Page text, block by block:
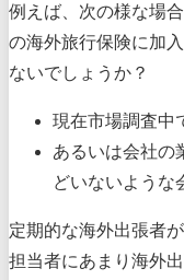
例えば、次の様な場
の海外旅行保険に加
ないでしょうか？
現在市場調査中
あるいは会社の
どいないような
定期的な海外出張者
担当者にあまり海外